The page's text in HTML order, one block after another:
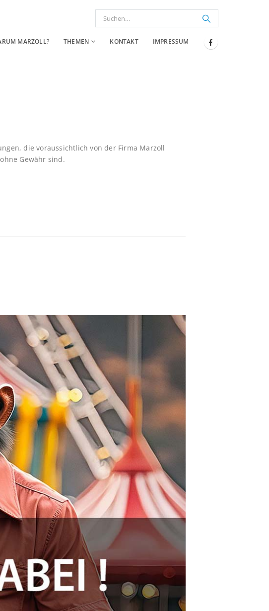
MARZOLL? THEMEN KONTAKT IMPRESSUM
die voraussichtlich von der Firma Marzoll
Gewähr sind.